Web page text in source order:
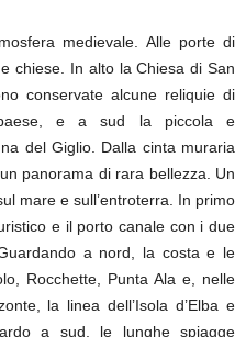
medievale. Alle porte di
chiese. In alto la Chiesa di San
conservate alcune reliquie di
e a sud la piccola e
del Giglio. Dalla cinta muraria
panorama di rara bellezza. Un
mare e sull’entroterra. In primo
e il porto canale con i due
a nord, la costa e le
Rocchette, Punta Ala e, nelle
la linea dell’Isola d’Elba e
a sud, le lunghe spiagge